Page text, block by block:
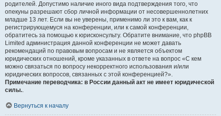
родителей. Допустимо наличие иного вида подтверждения того, что
опекуны разрешают сбор личной информации от несовершеннолетних
младше 13 лет. Если вы не уверены, применимо ли это к вам, как к
регистрирующемуся на конференции, или к самой конференции,
обратитесь за помощью к юрисконсульту. Обратите внимание, что phpBB
Limited администрация данной конференции не может давать
рекомендаций по правовым вопросам и не является объектом
юридических отношений, кроме указанных в ответе на вопрос «С кем
можно связаться по вопросу некорректного использования и/или
юридических вопросов, связанных с этой конференцией?».
Примечание переводчика: в России данный акт не имеет юридической
силы..
Вернуться к началу